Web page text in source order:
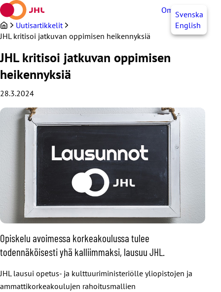
Siirry
sisältöön
OmaJHLSvenska
English
Uutisartikkelit
JHL kritisoi jatkuvan oppimisen heikennyksiä
JHL kritisoi jatkuvan oppimisen
heikennyksiä
28.3.2024
Opiskelu avoimessa korkeakoulussa tulee
todennäköisesti yhä kalliimmaksi, lausuu JHL.
JHL lausui opetus- ja kulttuuriministeriölle yliopistojen ja
ammattikorkeakoulujen rahoitusmallien